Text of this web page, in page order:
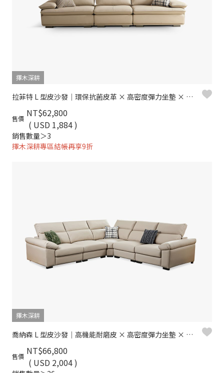
擇木深耕
拉菲特 L 型皮沙發｜環保抗菌皮革 × 高密度彈力坐墊 × 十年骨架保固 – 擇木深耕系列
售價 NT$62,800
( USD 1,884 )
銷售數量＞3
擇木深耕專區結帳再享9折
擇木深耕
喬納森 L 型皮沙發｜高機能耐磨皮 × 高密度彈力坐墊 × 十年骨架保固 – 擇木深耕系列
售價 NT$66,800
( USD 2,004 )